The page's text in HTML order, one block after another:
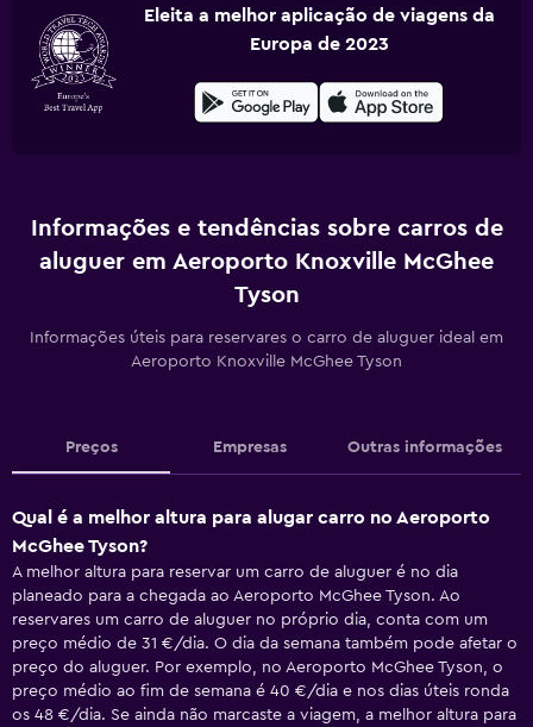
Eleita a melhor aplicação de viagens da
Europa de 2023
Informações e tendências sobre carros de
aluguer em Aeroporto Knoxville McGhee
Tyson
Informações úteis para reservares o carro de aluguer ideal em
Aeroporto Knoxville McGhee Tyson
Preços Empresas Outras informações
Qual é a melhor altura para alugar carro no Aeroporto
McGhee Tyson?
A melhor altura para reservar um carro de aluguer é no dia
planeado para a chegada ao Aeroporto McGhee Tyson. Ao
reservares um carro de aluguer no próprio dia, conta com um
preço médio de 31 €/dia. O dia da semana também pode afetar o
preço do aluguer. Por exemplo, no Aeroporto McGhee Tyson, o
preço médio ao fim de semana é 40 €/dia e nos dias úteis ronda
os 48 €/dia. Se ainda não marcaste a viagem, a melhor altura para